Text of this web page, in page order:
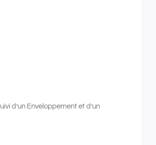
d’un Enveloppement et d’un